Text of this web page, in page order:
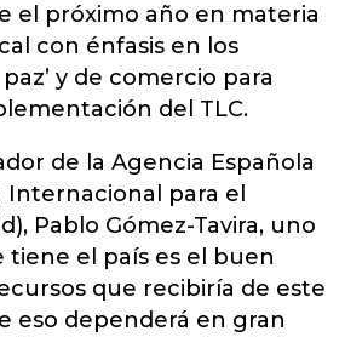
el próximo año en materia
con énfasis en los
y de comercio para
del TLC.
de la Agencia Española
Internacional para el
Pablo Gómez-Tavira, uno
tiene el país es el buen
que recibiría de este
eso dependerá en gran